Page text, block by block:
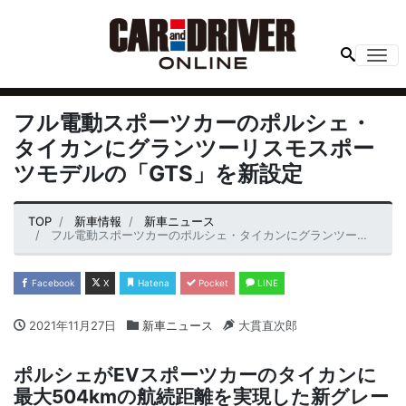
フル電動スポーツカーのポルシェ・
タイカンにグランツーリスモスポー
ツモデルの「GTS」を新設定
TOP 新車情報
新車ニュース
フル電動スポーツカーのポルシェ・タイカンにグランツーリスモスポーツモデルの「GTS」を新設定
Facebook X Hatena Pocket LINE
2021年11月27日 新車ニュース 大貫直次郎
ポルシェがEVスポーツカーのタイカンに
最大504kmの航続距離を実現した新グレー